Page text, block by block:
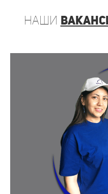
наши